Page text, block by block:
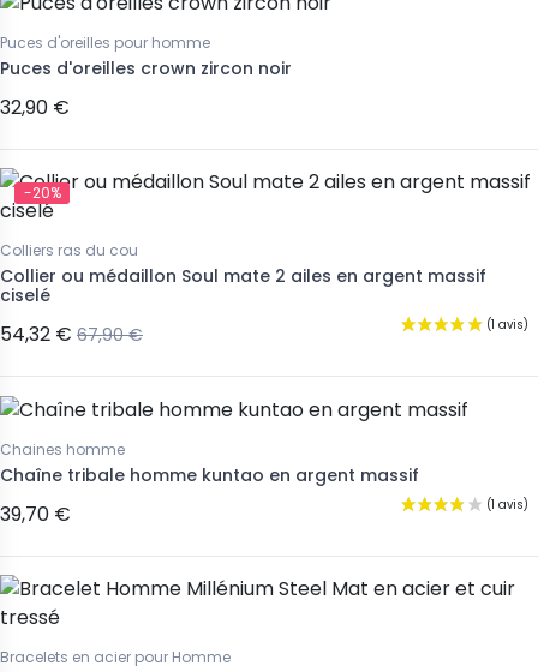
Puces d'oreilles pour homme
Puces d'oreilles crown zircon noir
32,90 €
-20%
Colliers ras du cou
Collier ou médaillon Soul mate 2 ailes en argent massif
ciselé
54,32 € 67,90 €
Chaines homme
Chaîne tribale homme kuntao en argent massif
39,70 €
Bracelets en acier pour Homme